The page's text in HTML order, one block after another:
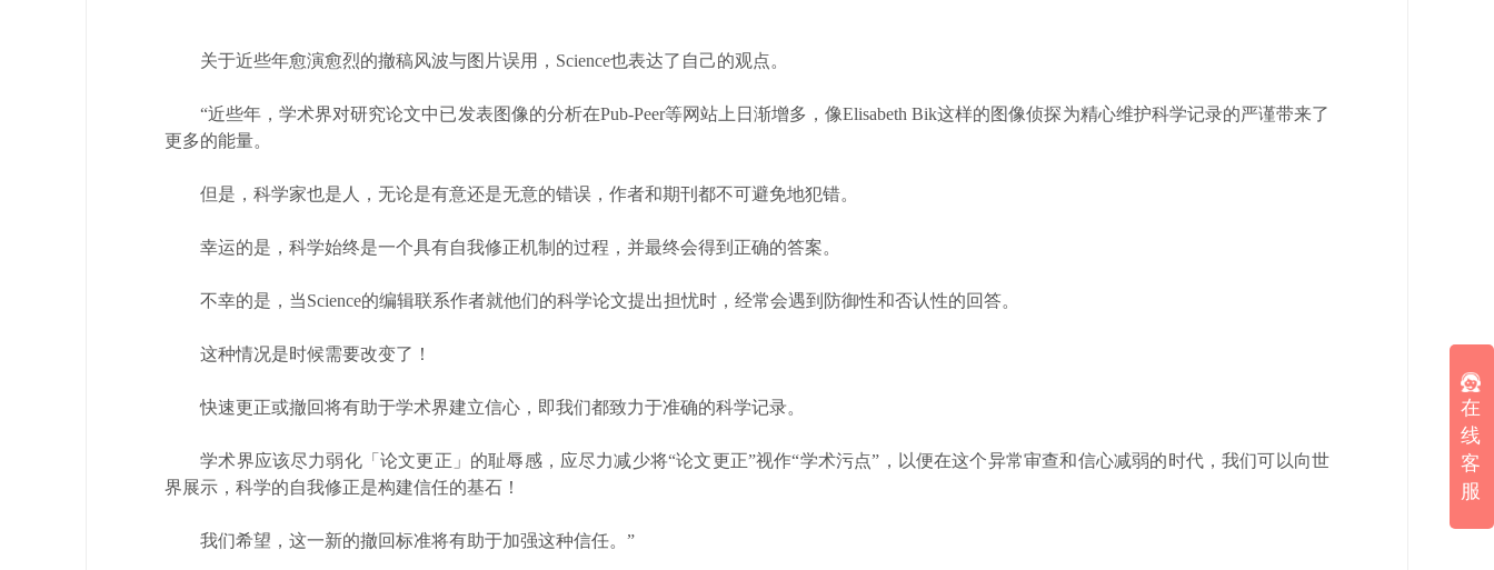
关于近些年愈演愈烈的撤稿风波与图片误用，Science也表达了自己的观点。
“近些年，学术界对研究论文中已发表图像的分析在Pub-Peer等网站上日渐增多，像Elisabeth Bik这样的图像侦探为精心维护科学记录的严谨带来了
更多的能量。
但是，科学家也是人，无论是有意还是无意的错误，作者和期刊都不可避免地犯错。
幸运的是，科学始终是一个具有自我修正机制的过程，并最终会得到正确的答案。
不幸的是，当Science的编辑联系作者就他们的科学论文提出担忧时，经常会遇到防御性和否认性的回答。
这种情况是时候需要改变了！
快速更正或撤回将有助于学术界建立信心，即我们都致力于准确的科学记录。
学术界应该尽力弱化「论文更正」的耻辱感，应尽力减少将“论文更正”视作“学术污点”，以便在这个异常审查和信心减弱的时代，我们可以向世
界展示，科学的自我修正是构建信任的基石！
我们希望，这一新的撤回标准将有助于加强这种信任。”
在
线
客
服